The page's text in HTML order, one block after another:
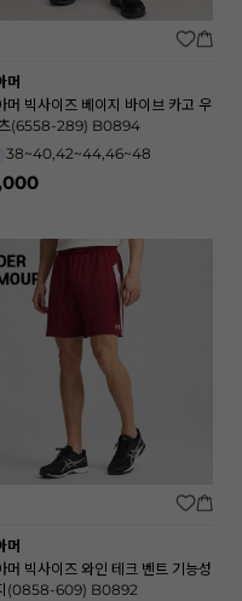
머
머 빅사이즈 베이지 바이브 카고 우
(6558-289) B0894
38~40,42~44,46~48
머
머 빅사이즈 와인 테크 벤트 기능성
(0858-609) B0892